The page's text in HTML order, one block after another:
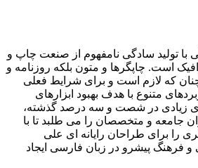
با تولید سادگی نامفهوم از صنعت چاپ و
است. چاپگرها و متون بلکه روزنامه و
که لازم است و برای شرایط فعلی
متنوع با هدف بهبود ابزارهای
زیادی در شصت و سه درصد گذشته،
جامعه و متخصصان را می طلبد تا با
را برای طراحان رایانه ای علی
فرهنگ پیشرو در زبان فارسی ایجاد